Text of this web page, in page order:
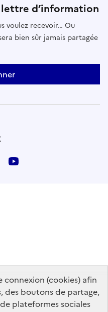
connexion (cookies) afin
des boutons de partage,
plateformes sociales
d’information
voulez recevoir… Ou
bien sûr jamais partagée
instagram
info.gouv.fr